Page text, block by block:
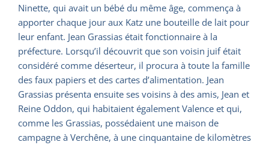
Ninette, qui avait un bébé du même âge, commença à
apporter chaque jour aux Katz une bouteille de lait pour
leur enfant. Jean Grassias était fonctionnaire à la
préfecture. Lorsqu’il découvrit que son voisin juif était
considéré comme déserteur, il procura à toute la famille
des faux papiers et des cartes d’alimentation. Jean
Grassias présenta ensuite ses voisins à des amis, Jean et
Reine Oddon, qui habitaient également Valence et qui,
comme les Grassias, possédaient une maison de
campagne à Verchêne, à une cinquantaine de kilomètres